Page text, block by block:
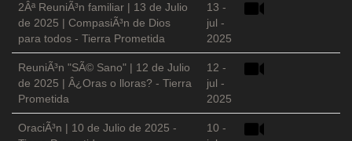
2Âª ReuniÃ³n familiar | 13 de Julio
de 2025 | CompasiÃ³n de Dios
para todos - Tierra Prometida
13 -
jul -
2025
ReuniÃ³n "SÃ© Sano" | 12 de Julio
de 2025 | Â¿Oras o lloras? - Tierra
Prometida
12 -
jul -
2025
OraciÃ³n | 10 de Julio de 2025 -
10 -